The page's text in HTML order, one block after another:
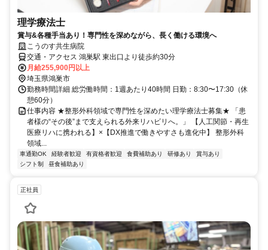
理学療法士
賞与&各種手当あり！専門性を深めながら、長く働ける環境へ
こうのす共生病院
交通・アクセス 鴻巣駅 東出口より徒歩約30分
月給255,900円以上
埼玉県鴻巣市
勤務時間詳細 総労働時間：1週あたり40時間 日勤：8:30〜17:30（休
憩60分）
仕事内容 ★整形外科領域で専門性を深めたい理学療法士募集★ 「患
者様の“その後”まで支えられる外来リハビリへ。」 【人工関節・再生
医療リハに携われる】×【DX推進で働きやすさも進化中】 整形外科
領域...
車通勤OK 経験者歓迎 有資格者歓迎 食費補助あり 研修あり
賞与あり
シフト制
昼食補助あり
正社員